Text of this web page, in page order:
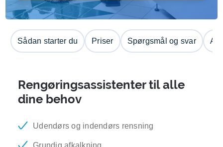
Sådan starter du Priser Spørgsmål og svar
Rengøringsassistenter til alle
dine behov
Udendørs og indendørs rensning
Grundig afkalkning